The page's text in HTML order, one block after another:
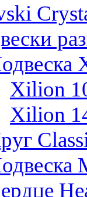
Xilion
Xilion